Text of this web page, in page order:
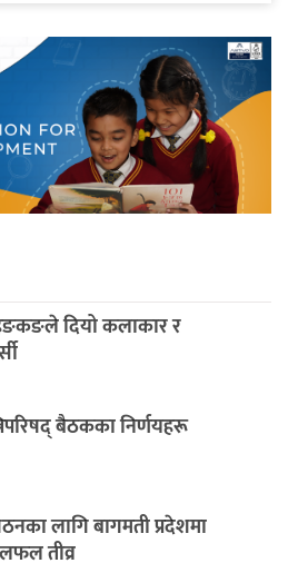
दियो कलाकार र
बैठकका निर्णयहरू
लागि बागमती प्रदेशमा
तीव्र